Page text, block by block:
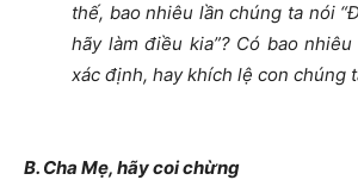
thế, bao nhiêu lần chúng ta nói
hãy làm điều kia”? Có bao
xác định, hay khích lệ con chúng
B. Cha Mẹ, hãy coi chừng